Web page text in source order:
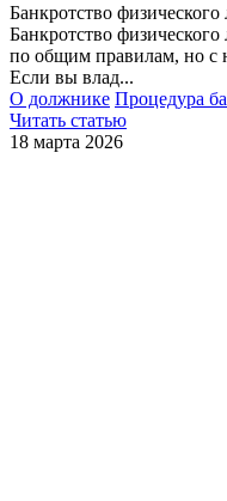
Банкротство
Банкротство
по общим правилам, но с
Если вы влад...
О должнике Процедура
Читать статью
18 марта 2026